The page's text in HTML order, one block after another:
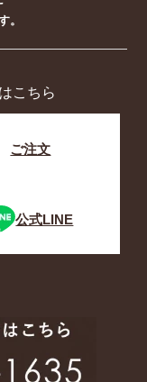
。
こちら
ご注文
公式LINE